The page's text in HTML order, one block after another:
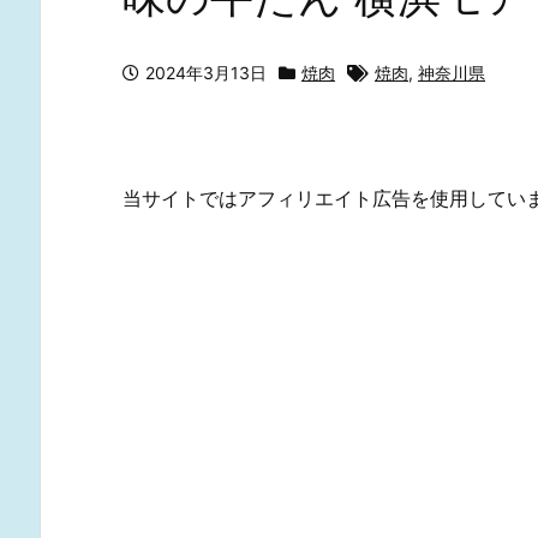
2024年3月13日 焼肉 焼肉, 神奈川県
当サイトではアフィリエイト広告を使用してい